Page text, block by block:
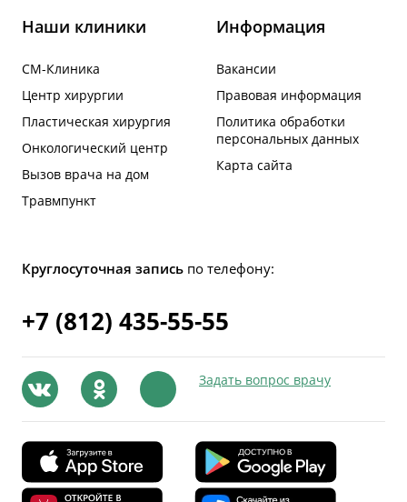
Наши клиники
СМ-Клиника
Центр хирургии
Пластическая хирургия
Онкологический центр
Вызов врача на дом
Травмпункт
Информация
Вакансии
Правовая информация
Политика обработки
персональных данных
Карта сайта
Круглосуточная запись по телефону:
+7 (812) 435-55-55
Задать вопрос врачу